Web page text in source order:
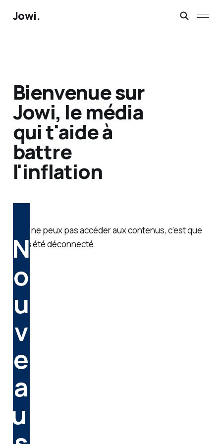
Jowi.
Bienvenue sur
Jowi, le média
qui t'aide à
battre
l'inflation
N
o
u
v
e
a
u
Si tu ne peux pas accéder aux contenus, c'est que
tu as été déconnecté.